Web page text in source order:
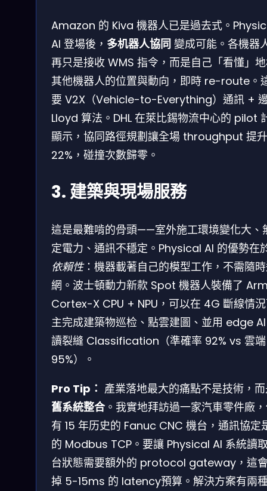
Amazon 的 Kiva 機器人已是過去式。
AI 登場後， 多机器人協同 變成可能。各機器
再只是接收 WMS 指令，而是自己「看懂」
其他機器人的位置與動向，即時 re-route。
要 V2X（Vehicle-to-Everything）通訊 +
Lloyd 算法。DHL 在萊比錫物流中心的 pilot
顯示，協同路徑規劃讓全場 throughput 提升
22%，碰撞次數歸零。
3. 建築與現場服務
這是最難啃的骨頭——室外施工環境變化大、
定電力、通訊不穩定。Physical AI 的優勢在
依賴性：機器載著自己的模型工作，不需隨
網。波士頓動力新款 Spot 機器人裝備了
Cortex-X CPU + NPU，可以在 4G 斷線情
主完成建築物巡检、點雲建圖、並用 edge
讀裂縫 Classification（準確率 92% vs 雲端
95%）。
Pro Tip： 產業落地最大的痛點不是技術，
舊系統整合。我實地拜訪過一家汽車零件廠
有 15 年历史的 Fanuc CNC 機台，通訊協定
的 Modbus TCP。要讓 Physical AI 系統讀
台狀態需要額外的 protocol gateway，這
掉 5-15ms 的 latency預算。解決方案有兩